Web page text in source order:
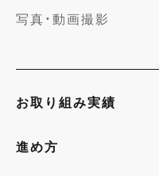
写真・動画撮影
お取り組み実績
進め方